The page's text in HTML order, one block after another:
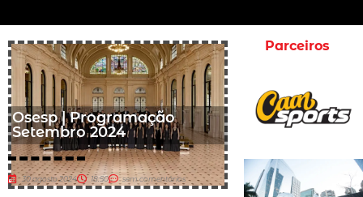
Osesp | Programação
Setembro 2024
30 agosto 2024 18:50 sem comentários
Parceiros